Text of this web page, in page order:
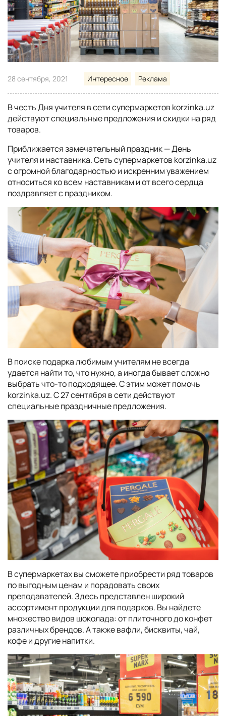
28 сентября, 2021 Интересное Реклама
В честь Дня учителя в сети супермаркетов korzinka.uz
действуют специальные предложения и скидки на ряд
товаров.
Приближается замечательный праздник — День
учителя и наставника. Сеть супермаркетов korzinka.uz
с огромной благодарностью и искренним уважением
относиться ко всем наставникам и от всего сердца
поздравляет с праздником.
В поиске подарка любимым учителям не всегда
удается найти то, что нужно, а иногда бывает сложно
выбрать что-то подходящее. С этим может помочь
korzinka.uz. С 27 сентября в сети действуют
специальные праздничные предложения.
В супермаркетах вы сможете приобрести ряд товаров
по выгодным ценам и порадовать своих
преподавателей. Здесь представлен широкий
ассортимент продукции для подарков. Вы найдете
множество видов шоколада: от плиточного до конфет
различных брендов. А также вафли, бисквиты, чай,
кофе и другие напитки.